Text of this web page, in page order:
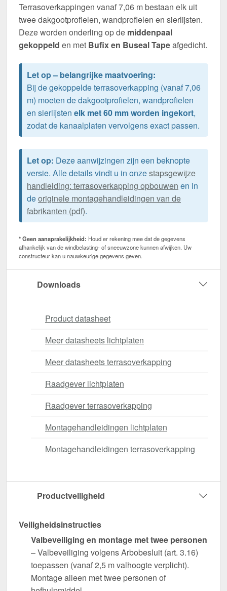
Terrasoverkappingen vanaf 7,06 m bestaan elk uit
twee dakgootprofielen, wandprofielen en sierlijsten.
Deze worden onderling op de middenpaal
gekoppeld en met Bufix en Buseal Tapeafgedicht.
Let op – belangrijke maatvoering:
Bij de gekoppelde terrasoverkapping (vanaf 7,06
m) moeten de dakgootprofielen, wandprofielen
en sierlijsten elk met 60 mm worden ingekort,
zodat de kanaalplaten vervolgens exact passen.
Let op: Deze aanwijzingen zijn een beknopte
versie. Alle details vindt u in onzestapsgewijze
handleiding: terrasoverkapping opbouwen en in
deoriginele montagehandleidingen van de
fabrikanten (pdf).
* Geen aansprakelijkheid: Houd er rekening mee dat de gegevens
afhankelijk van de windbelasting- of sneeuwzone kunnen afwijken. Uw
constructeur kan u nauwkeurige gegevens geven.
Downloads
Product datasheet
Meer datasheets lichtplaten
Meer datasheets terrasoverkapping
Raadgever lichtplaten
Raadgever terrasoverkapping
Montagehandleidingen lichtplaten
Montagehandleidingen terrasoverkapping
Productveiligheid
Veiligheidsinstructies
Valbeveiliging en montage met twee personen
– Valbeveiliging volgens Arbobesluit (art. 3.16)
toepassen (vanaf 2,5 m valhoogte verplicht).
Montage alleen met twee personen of